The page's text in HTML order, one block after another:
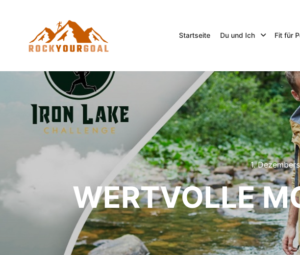
Startseite Du und Ich Fit für
1.
WERTVOLLE